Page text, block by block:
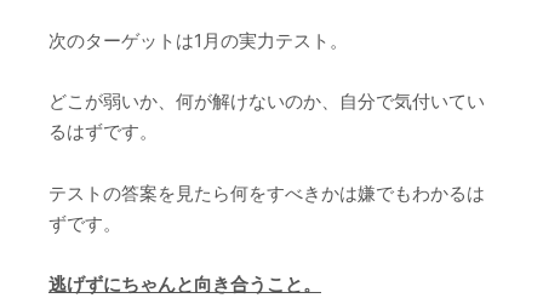
次のターゲットは1月の実力テスト。
どこが弱いか、何が解けないのか、自分で気付いてい
るはずです。
テストの答案を見たら何をすべきかは嫌でもわかるは
ずです。
逃げずにちゃんと向き合うこと。